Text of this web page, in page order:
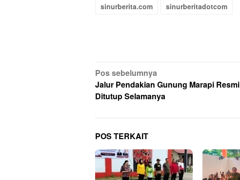
sinurberita.com
sinurberitadotcom
Navigasi
pos
Pos sebelumnya
Jalur Pendakian Gunung Marapi Resmi
Ditutup Selamanya
POS TERKAIT